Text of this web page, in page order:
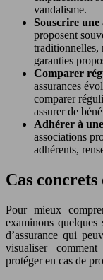
vandalisme.
Souscrire une
proposent
traditionnelles,
garanties
Comparer
assurances
comparer
assurer de
Adhérer à
associations
adhérents,
Cas
Pour mieux
examinons quelques
d’assurance qui
visualiser
protéger en cas de